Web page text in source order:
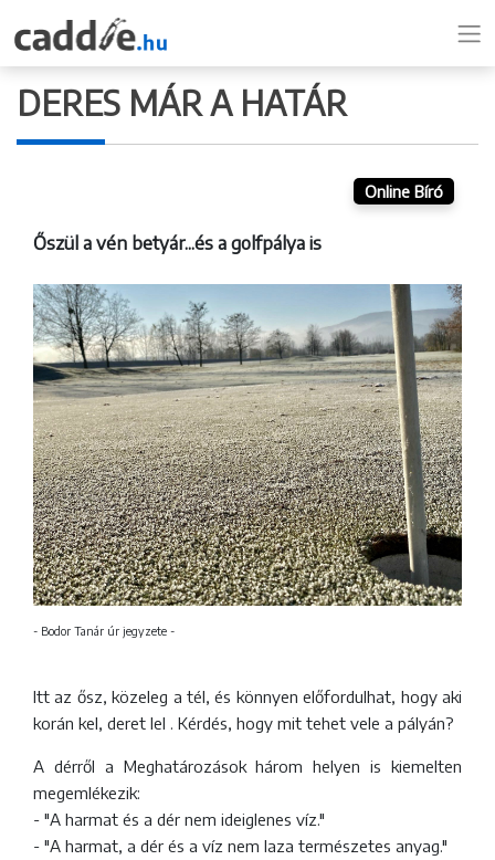
DERES MÁR A HATÁR
Online Bíró
Őszül a vén betyár...és a golfpálya is
- Bodor Tanár úr jegyzete -
Itt az ősz, közeleg a tél, és könnyen előfordulhat, hogy aki
korán kel, deret lel . Kérdés, hogy mit tehet vele a pályán?
A dérről a Meghatározások három helyen is kiemelten
megemlékezik:
- "A harmat és a dér nem ideiglenes víz."
- "A harmat, a dér és a víz nem laza természetes anyag."